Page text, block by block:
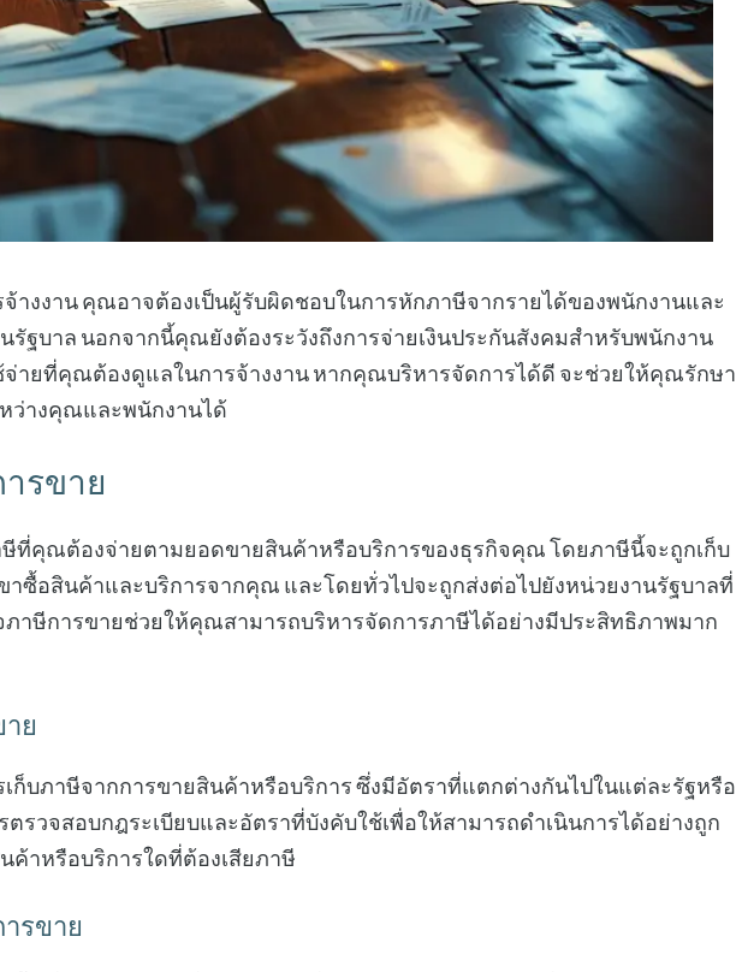
างงาน คุณอาจต้องเป็นผู้รับผิดชอบในการหักภาษีจากรายได้ของพนักงานและ
รัฐบาล นอกจากนี้คุณยังต้องระวังถึงการจ่ายเงินประกันสังคมสำหรับพนักงาน
จ่ายที่คุณต้องดูแลในการจ้างงาน หากคุณบริหารจัดการได้ดี จะช่วยให้คุณรักษา
ว่างคุณและพนักงานได้
รขาย
ที่คุณต้องจ่ายตามยอดขายสินค้าหรือบริการของธุรกิจคุณ โดยภาษีนี้จะถูกเก็บ
าซื้อสินค้าและบริการจากคุณ และโดยทั่วไปจะถูกส่งต่อไปยังหน่วยงานรัฐบาลที่
จภาษีการขายช่วยให้คุณสามารถบริหารจัดการภาษีได้อย่างมีประสิทธิภาพมาก
ย
ก็บภาษีจากการขายสินค้าหรือบริการ ซึ่งมีอัตราที่แตกต่างกันไปในแต่ละรัฐหรือ
รวจสอบกฎระเบียบและอัตราที่บังคับใช้เพื่อให้สามารถดำเนินการได้อย่างถูก
ค้าหรือบริการใดที่ต้องเสียภาษี
รขาย